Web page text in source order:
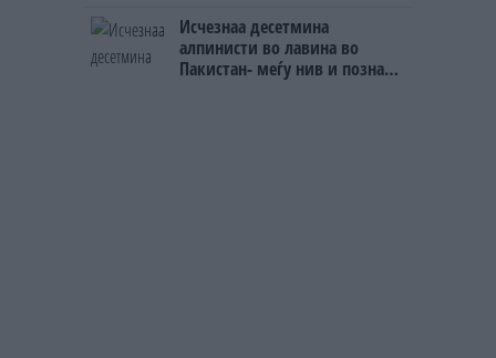
Исчезнаа десетмина
алпинисти во лавина во
Пакистан- меѓу нив и познат